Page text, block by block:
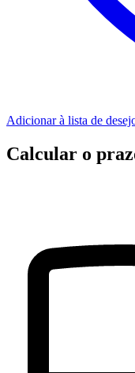
Adicionar à lista de
Calcular o